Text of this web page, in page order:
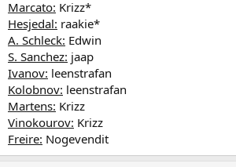
Marcato: Krizz*
Hesjedal: raakie*
A. Schleck: Edwin
S. Sanchez: jaap
Ivanov: leenstrafan
Kolobnov: leenstrafan
Martens: Krizz
Vinokourov: Krizz
Freire: Nogevendit